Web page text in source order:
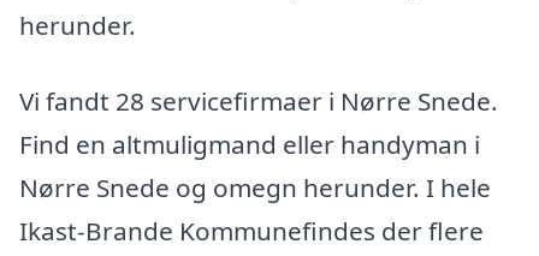
herunder.
Vi fandt 28 servicefirmaer i Nørre Snede.
Find en altmuligmand eller handyman i
Nørre Snede og omegn herunder. I hele
Ikast-Brande Kommunefindes der flere